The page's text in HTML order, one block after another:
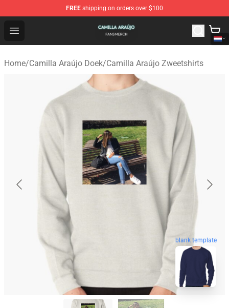
FREE shipping on orders over $100
Open menu
Camilla Araújo Shop - Official Camilla Araújo
Home/Camilla Araújo Doek/Camilla Araújo Zweetshirts
blank template